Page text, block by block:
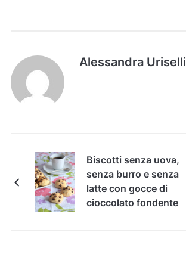
Alessandra Uriselli
Biscotti senza uova,
senza burro e senza
latte con gocce di
cioccolato fondente